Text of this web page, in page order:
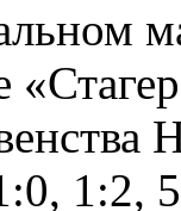
1:2,